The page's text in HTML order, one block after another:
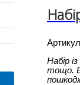
Набір
тощо.